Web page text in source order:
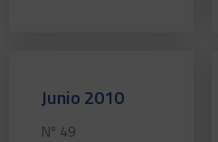
Junio 2010
Nº 49